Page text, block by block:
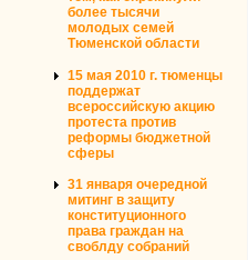
более тысячи
молодых семей
Тюменской области
15 мая 2010 г. тюменцы
поддержат
всероссийскую акцию
протеста против
реформы бюджетной
сферы
31 января очередной
митинг в защиту
конституционного
права граждан на
своблду собраний